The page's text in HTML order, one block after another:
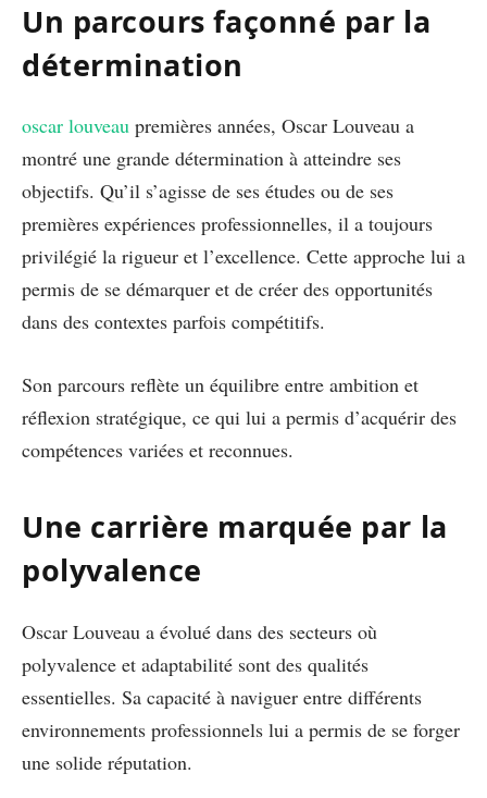
Un parcours façonné par la
détermination
oscar louveau premières années, Oscar Louveau a
montré une grande détermination à atteindre ses
objectifs. Qu’il s’agisse de ses études ou de ses
premières expériences professionnelles, il a toujours
privilégié la rigueur et l’excellence. Cette approche lui a
permis de se démarquer et de créer des opportunités
dans des contextes parfois compétitifs.
Son parcours reflète un équilibre entre ambition et
réflexion stratégique, ce qui lui a permis d’acquérir des
compétences variées et reconnues.
Une carrière marquée par la
polyvalence
Oscar Louveau a évolué dans des secteurs où
polyvalence et adaptabilité sont des qualités
essentielles. Sa capacité à naviguer entre différents
environnements professionnels lui a permis de se forger
une solide réputation.